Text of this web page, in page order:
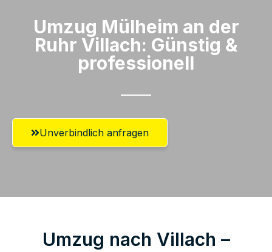
Umzug Mülheim an der
Ruhr​ Villach: Günstig &
professionell​
Unverbindlich anfragen
Umzug nach Villach –